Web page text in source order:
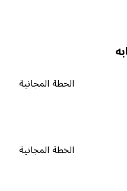
الخطة المجانية
الخطة المجانية